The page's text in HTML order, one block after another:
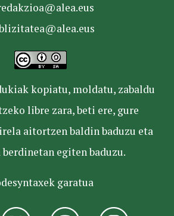
kopiatu, moldatu, zabaldu
libre zara, beti ere, gure
aitortzen baldin baduzu eta
egiten baduzu.
garatua